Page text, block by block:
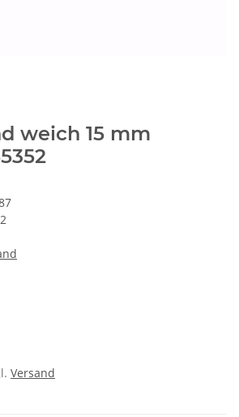
weich 15 mm
Versand